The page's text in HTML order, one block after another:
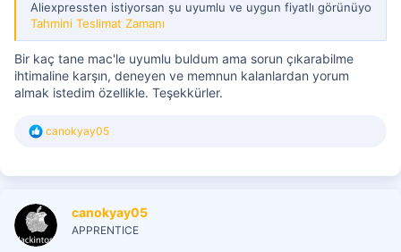
Aliexpressten istiyorsan şu uyumlu ve uygun fiyatlı görünüyo
Tahmini Teslimat Zamanı
Bir kaç tane mac'le uyumlu buldum ama sorun çıkarabilme
ihtimaline karşın, deneyen ve memnun kalanlardan yorum
almak istedim özellikle. Teşekkürler.
T
k
e
r
:
canokyay05
canokyay05
APPRENTICE